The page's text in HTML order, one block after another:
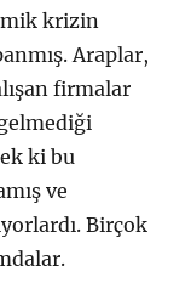
krizin
Araplar,
firmalar
ki bu
ve
Birçok